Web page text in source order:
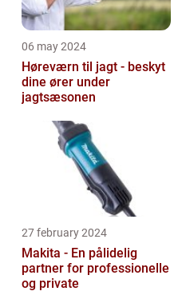
06 may 2024
Høreværn til jagt - beskyt
dine ører under
jagtsæsonen
27 february 2024
Makita - En pålidelig
partner for professionelle
og private